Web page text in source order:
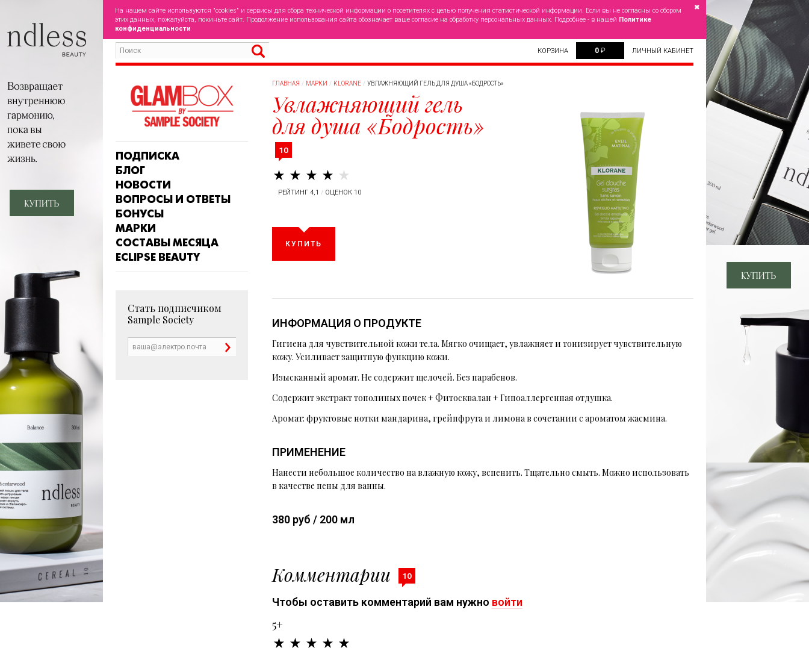
На нашем сайте используются "cookies" и сервисы для сбора технической информации о посетителях с целью получения статистической информации. Если вы не согласны со сбором
этих данных, пожалуйста, покиньте сайт. Продолжение использования сайта обозначает ваше согласие на обработку персональных данных. Подробнее - в нашей Политике
конфиденциальности
✖
КОРЗИНА 0 ₽ ЛИЧНЫЙ КАБИНЕТ
ПОДПИСКА
БЛОГ
НОВОСТИ
ВОПРОСЫ И ОТВЕТЫ
БОНУСЫ
МАРКИ
СОСТАВЫ МЕСЯЦА
ECLIPSE BEAUTY
Стать подписчиком
Sample Society
ГЛАВНАЯ МАРКИ KLORANE УВЛАЖНЯЮЩИЙ ГЕЛЬ ДЛЯ ДУША «БОДРОСТЬ»
Увлажняющий гель
для душа «Бодрость»
10
РЕЙТИНГ 4,1 / ОЦЕНОК 10
КУПИТЬ
ИНФОРМАЦИЯ О ПРОДУКТЕ
Гигиена для чувствительной кожи тела. Мягко очищает, увлажняет и тонизирует чувствительную
кожу. Усиливает защитную функцию кожи.
Изысканный аромат. Не содержит щелочей. Без парабенов.
Содержит экстракт тополиных почек + Фитосквалан + Гипоаллергенная отдушка.
Аромат: фруктовые нотки мандарина, грейпфрута и лимона в сочетании с ароматом жасмина.
ПРИМЕНЕНИЕ
Нанести небольшое количество на влажную кожу, вспенить. Тщательно смыть. Можно использовать
в качестве пены для ванны.
380 руб / 200 мл
Комментарии 10
Чтобы оставить комментарий вам нужно войти
5+